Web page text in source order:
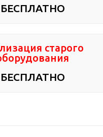
БЕСПЛАТНО
старого
БЕСПЛАТНО